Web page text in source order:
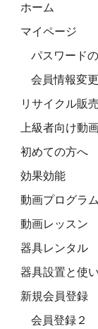
ホーム
マイページ
パスワード
会員情報変更
リサイクル販売
上級者向け動
初めての方へ
効果効能
動画プログラ
動画レッスン
器具レンタル
器具設置と使
新規会員登録
会員登録２